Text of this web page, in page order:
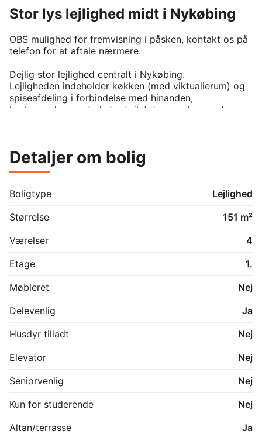
Stor lys lejlighed midt i Nykøbing
OBS mulighed for fremvisning i påsken, kontakt os på
telefon for at aftale nærmere.
Dejlig stor lejlighed centralt i Nykøbing.
Lejligheden indeholder køkken (med viktualierum) og
spiseafdeling i forbindelse med hinanden,
badeværelse samt ekstra toilet, to værelser og to
En lejlighed med mange muligheder og gode naboer.
Detaljer om bolig
Boligtype
Lejlighed
Størrelse
151 m²
Værelser
4
Etage
1.
Møbleret
Nej
Delevenlig
Ja
Husdyr tilladt
Nej
Elevator
Nej
Seniorvenlig
Nej
Kun for studerende
Nej
Altan/terrasse
Ja